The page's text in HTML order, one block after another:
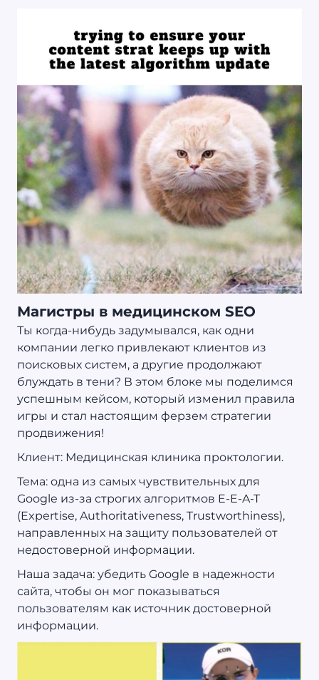
Магистры в медицинском SEO
Ты когда-нибудь задумывался, как одни
компании легко привлекают клиентов из
поисковых систем, а другие продолжают
блуждать в тени? В этом блоке мы поделимся
успешным кейсом, который изменил правила
игры и стал настоящим ферзем стратегии
продвижения!
Клиент: Медицинская клиника проктологии.
Тема: одна из самых чувствительных для
Google из-за строгих алгоритмов E-E-A-T
(Expertise, Authoritativeness, Trustworthiness),
направленных на защиту пользователей от
недостоверной информации.
Наша задача: убедить Google в надежности
сайта, чтобы он мог показываться
пользователям как источник достоверной
информации.